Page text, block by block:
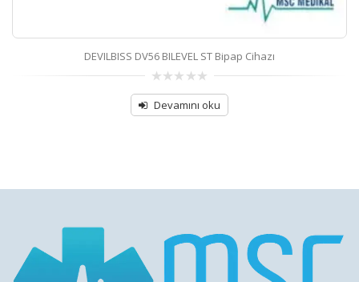
DEVILBISS DV56 BILEVEL ST Bipap Cihazı
out
of
Devamını oku